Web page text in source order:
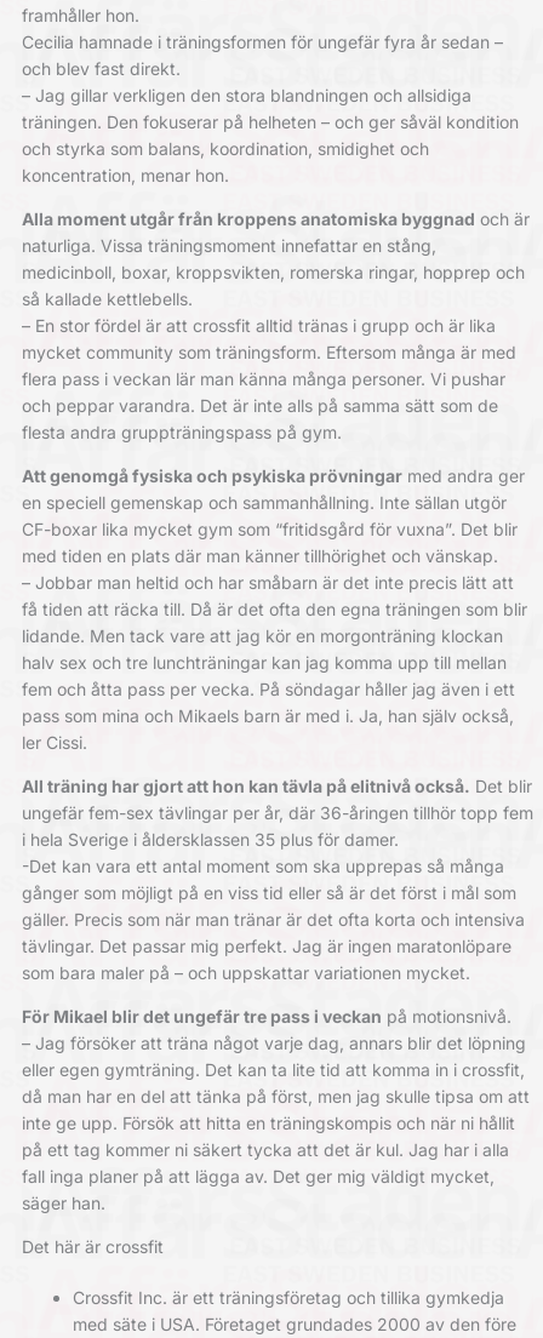
framhåller hon.
Cecilia hamnade i träningsformen för ungefär fyra år sedan –
och blev fast direkt.
– Jag gillar verkligen den stora blandningen och allsidiga
träningen. Den fokuserar på helheten – och ger såväl kondition
och styrka som balans, koordination, smidighet och
koncentration, menar hon.
Alla moment utgår från kroppens anatomiska byggnad och är
naturliga. Vissa träningsmoment innefattar en stång,
medicinboll, boxar, kroppsvikten, romerska ringar, hopprep och
så kallade kettlebells.
– En stor fördel är att crossfit alltid tränas i grupp och är lika
mycket community som träningsform. Eftersom många är med
flera pass i veckan lär man känna många personer. Vi pushar
och peppar varandra. Det är inte alls på samma sätt som de
flesta andra gruppträningspass på gym.
Att genomgå fysiska och psykiska prövningarmed andra ger
en speciell gemenskap och sammanhållning. Inte sällan utgör
CF-boxar lika mycket gym som “fritidsgård för vuxna”. Det blir
med tiden en plats där man känner tillhörighet och vänskap.
– Jobbar man heltid och har småbarn är det inte precis lätt att
få tiden att räcka till. Då är det ofta den egna träningen som blir
lidande. Men tack vare att jag kör en morgonträning klockan
halv sex och tre lunchträningar kan jag komma upp till mellan
fem och åtta pass per vecka. På söndagar håller jag även i ett
pass som mina och Mikaels barn är med i. Ja, han själv också,
ler Cissi.
All träning har gjort att hon kan tävla på elitnivå också. Det blir
ungefär fem-sex tävlingar per år, där 36-åringen tillhör topp fem
i hela Sverige i åldersklassen 35 plus för damer.
-Det kan vara ett antal moment som ska upprepas så många
gånger som möjligt på en viss tid eller så är det först i mål som
gäller. Precis som när man tränar är det ofta korta och intensiva
tävlingar. Det passar mig perfekt. Jag är ingen maratonlöpare
som bara maler på – och uppskattar variationen mycket.
För Mikael blir det ungefär tre pass i veckan på motionsnivå.
– Jag försöker att träna något varje dag, annars blir det löpning
eller egen gymträning. Det kan ta lite tid att komma in i crossfit,
då man har en del att tänka på först, men jag skulle tipsa om att
inte ge upp. Försök att hitta en träningskompis och när ni hållit
på ett tag kommer ni säkert tycka att det är kul. Jag har i alla
fall inga planer på att lägga av. Det ger mig väldigt mycket,
säger han.
Det här är crossfit
Crossfit Inc. är ett träningsföretag och tillika gymkedja
med säte i USA. Företaget grundades 2000 av den före